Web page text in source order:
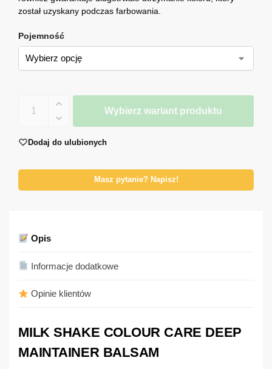
został uzyskany podczas farbowania.
Pojemność
Wybierz wariant produktu
Dodaj do ulubionych
Masz pytanie? Napisz!
Opis
Informacje dodatkowe
Opinie klientów
MILK SHAKE COLOUR CARE DEEP
MAINTAINER BALSAM